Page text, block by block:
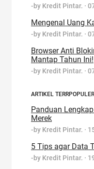
-by Kredit Pintar. ·
Mengenal Uang
-by Kredit Pintar. ·
Browser Anti
Mantap Tahun Ini!
-by Kredit Pintar. ·
ARTIKEL
Panduan
Merek
-by Kredit Pintar. ·
5 Tips agar Data
-by Kredit Pintar. ·